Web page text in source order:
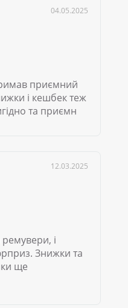
04.05.2025
приємний
і кешбек теж
та приємн
12.03.2025
і
Знижки та
ще